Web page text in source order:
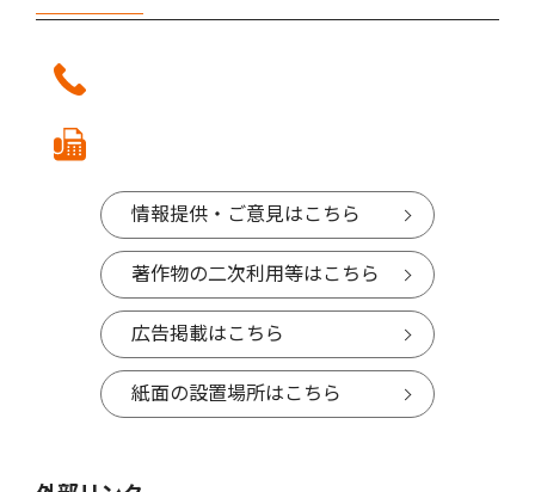
情報提供・ご意見はこちら
著作物の二次利用等はこちら
広告掲載はこちら
紙面の設置場所はこちら